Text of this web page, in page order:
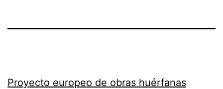
Proyecto europeo de obras huérfanas